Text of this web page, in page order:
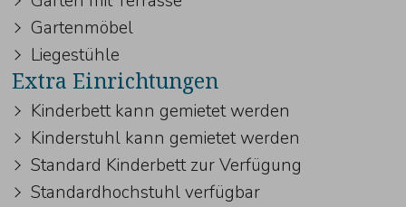
Gartenmöbel
Liegestühle
Extra Einrichtungen
Kinderbett kann gemietet werden
Kinderstuhl kann gemietet werden
Standard Kinderbett zur Verfügung
Standardhochstuhl verfügbar